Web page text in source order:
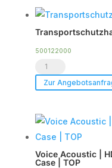
für
zu
2
CXN-
Menge
500122000
CXN-
Menge
Zur
Voice Acoustic |
Case | TOP